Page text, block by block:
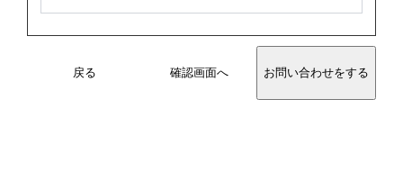
戻る 確認画面へ